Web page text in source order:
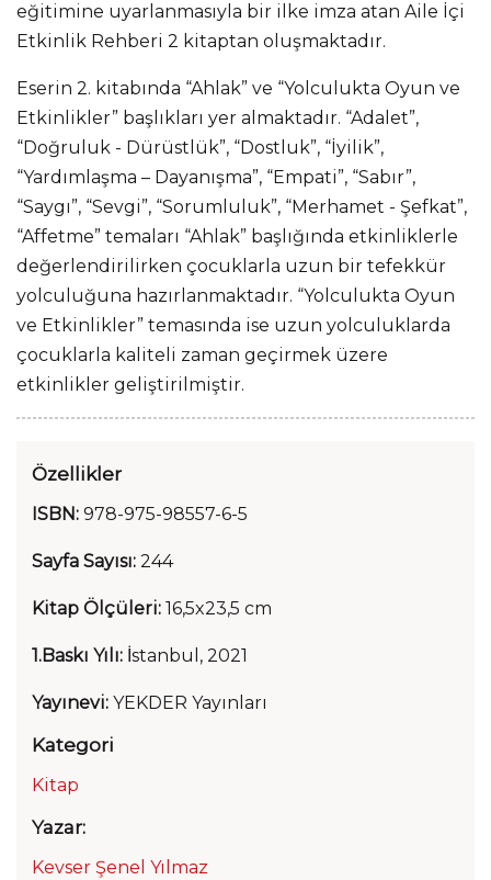
eğitimine uyarlanmasıyla bir ilke imza atan Aile İçi
Etkinlik Rehberi 2 kitaptan oluşmaktadır.
Eserin 2. kitabında “Ahlak” ve “Yolculukta Oyun ve
Etkinlikler” başlıkları yer almaktadır. “Adalet”,
“Doğruluk - Dürüstlük”, “Dostluk”, “İyilik”,
“Yardımlaşma – Dayanışma”, “Empati”, “Sabır”,
“Saygı”, “Sevgi”, “Sorumluluk”, “Merhamet - Şefkat”,
“Affetme” temaları “Ahlak” başlığında etkinliklerle
değerlendirilirken çocuklarla uzun bir tefekkür
yolculuğuna hazırlanmaktadır. “Yolculukta Oyun
ve Etkinlikler” temasında ise uzun yolculuklarda
çocuklarla kaliteli zaman geçirmek üzere
etkinlikler geliştirilmiştir.
Özellikler
ISBN: 978-975-98557-6-5
Sayfa Sayısı:244
Kitap Ölçüleri:16,5x23,5 cm
1.Baskı Yılı:İstanbul, 2021
Yayınevi:YEKDER Yayınları
Kategori
Kitap
Yazar:
Kevser Şenel Yılmaz